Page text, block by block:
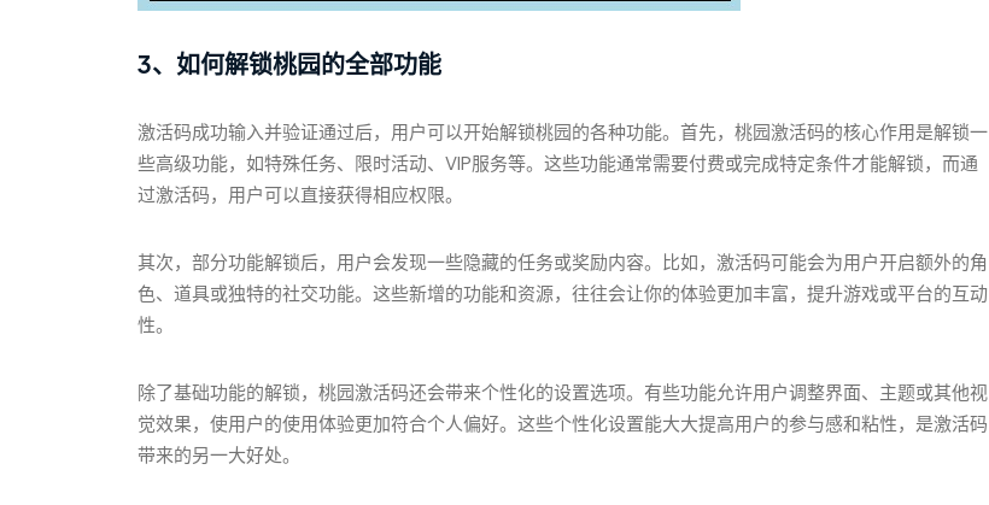
3、如何解锁桃园的全部功能
激活码成功输入并验证通过后，用户可以开始解锁桃园的各种功能。首先，桃园激活码的核心作用是解锁一
些高级功能，如特殊任务、限时活动、VIP服务等。这些功能通常需要付费或完成特定条件才能解锁，而通
过激活码，用户可以直接获得相应权限。
其次，部分功能解锁后，用户会发现一些隐藏的任务或奖励内容。比如，激活码可能会为用户开启额外的角
色、道具或独特的社交功能。这些新增的功能和资源，往往会让你的体验更加丰富，提升游戏或平台的互动
性。
除了基础功能的解锁，桃园激活码还会带来个性化的设置选项。有些功能允许用户调整界面、主题或其他视
觉效果，使用户的使用体验更加符合个人偏好。这些个性化设置能大大提高用户的参与感和粘性，是激活码
带来的另一大好处。